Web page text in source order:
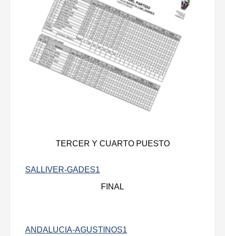
TERCER Y CUARTO PUESTO
SALLIVER-GADES1
FINAL
ANDALUCIA-AGUSTINOS1